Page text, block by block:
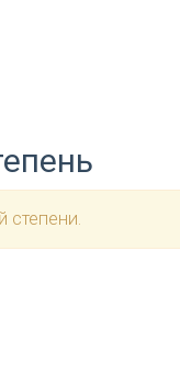
степени.